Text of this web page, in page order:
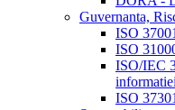
Guvernanta,
ISO
ISO
ISO/IEC
ISO